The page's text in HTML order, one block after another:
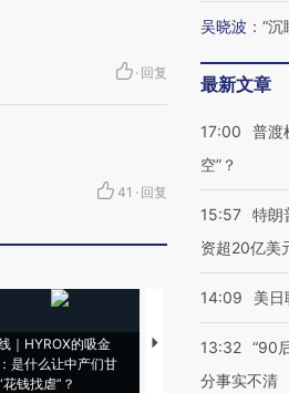
· 回复
41 · 回复
｜HYROX的吸金
是什么让中产们甘
花钱找虐”？
马航飞行员跨国走私7
吴晓波 ： “沉
最新文章
17:00
普渡
空”？
15:57 特朗
资超20亿美
14:09 美日
13:32 “90
分事实不清